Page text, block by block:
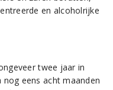
en alcoholrijke
twee jaar in
eens acht maanden